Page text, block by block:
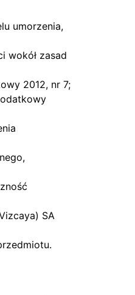
umorzenia,
wokół zasad
2012, nr 7;
SA